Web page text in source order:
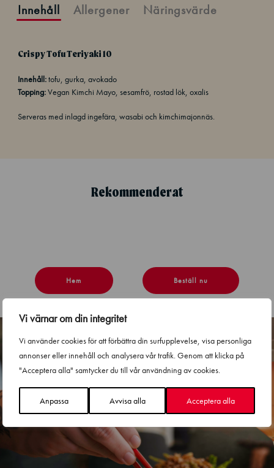
Vi värnar om din integritet
Vi använder cookies för att förbättra din surfupplevelse, visa personliga
annonser eller innehåll och analysera vår trafik. Genom att klicka på
"Acceptera alla" samtycker du till vår användning av cookies.
Anpassa Avvisa alla Acceptera alla
Innehåll Allergener Näringsvärde
Crispy Tofu Teriyaki 10
Innehåll:tofu, gurka, avokado
Topping:Vegan Kimchi Mayo, sesamfrö, rostad lök, oxalis
Serveras med inlagd ingefära, wasabi och kimchimajonnäs.
Rekommenderat
Hem Beställ nu